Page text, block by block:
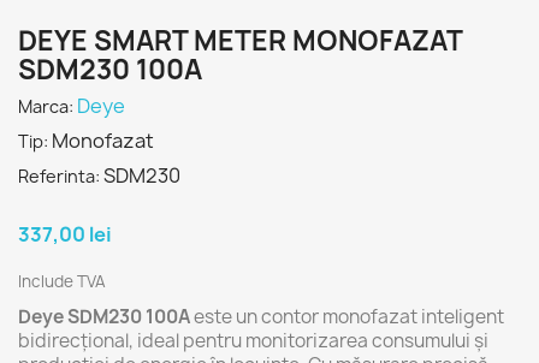
DEYE SMART METER MONOFAZAT
SDM230 100A
Marca: Deye
Tip: Monofazat
Referinta: SDM230
337,00 lei
Include TVA
Deye SDM230 100Aeste un contor monofazat inteligent
bidirecțional, ideal pentru monitorizarea consumului și